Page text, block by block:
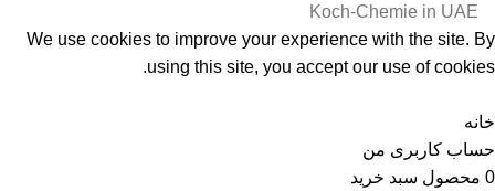
Koch-Chemie in UAE
We use cookies to improve your experience with the site. By
using this site, you accept our use of cookies.
خانه
حساب کاربری من
0 محصول سبد خرید